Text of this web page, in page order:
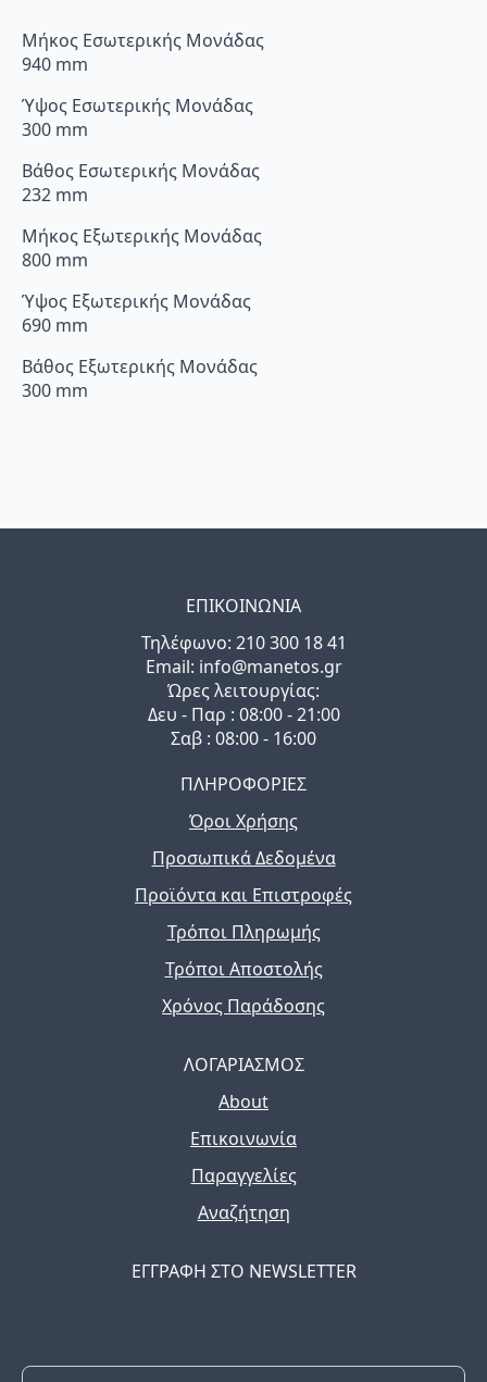
Μήκος Εσωτερικής Μονάδας
940 mm
Ύψος Εσωτερικής Μονάδας
300 mm
Βάθος Εσωτερικής Μονάδας
232 mm
Μήκος Εξωτερικής Μονάδας
800 mm
Ύψος Εξωτερικής Μονάδας
690 mm
Βάθος Εξωτερικής Μονάδας
300 mm
ΕΠΙΚΟΙΝΩΝΙΑ
Τηλέφωνo: 210 300 18 41
Email: info@manetos.gr
Ώρες λειτουργίας:
Δευ - Παρ : 08:00 - 21:00
Σαβ : 08:00 - 16:00
ΠΛΗΡΟΦΟΡΙΕΣ
Όροι Χρήσης
Προσωπικά Δεδομένα
Προϊόντα και Επιστροφές
Τρόποι Πληρωμής
Τρόποι Αποστολής
Χρόνος Παράδοσης
ΛΟΓΑΡΙΑΣΜΟΣ
About
Επικοινωνία
Παραγγελίες
Αναζήτηση
ΕΓΓΡΑΦΗ ΣΤΟ NEWSLETTER